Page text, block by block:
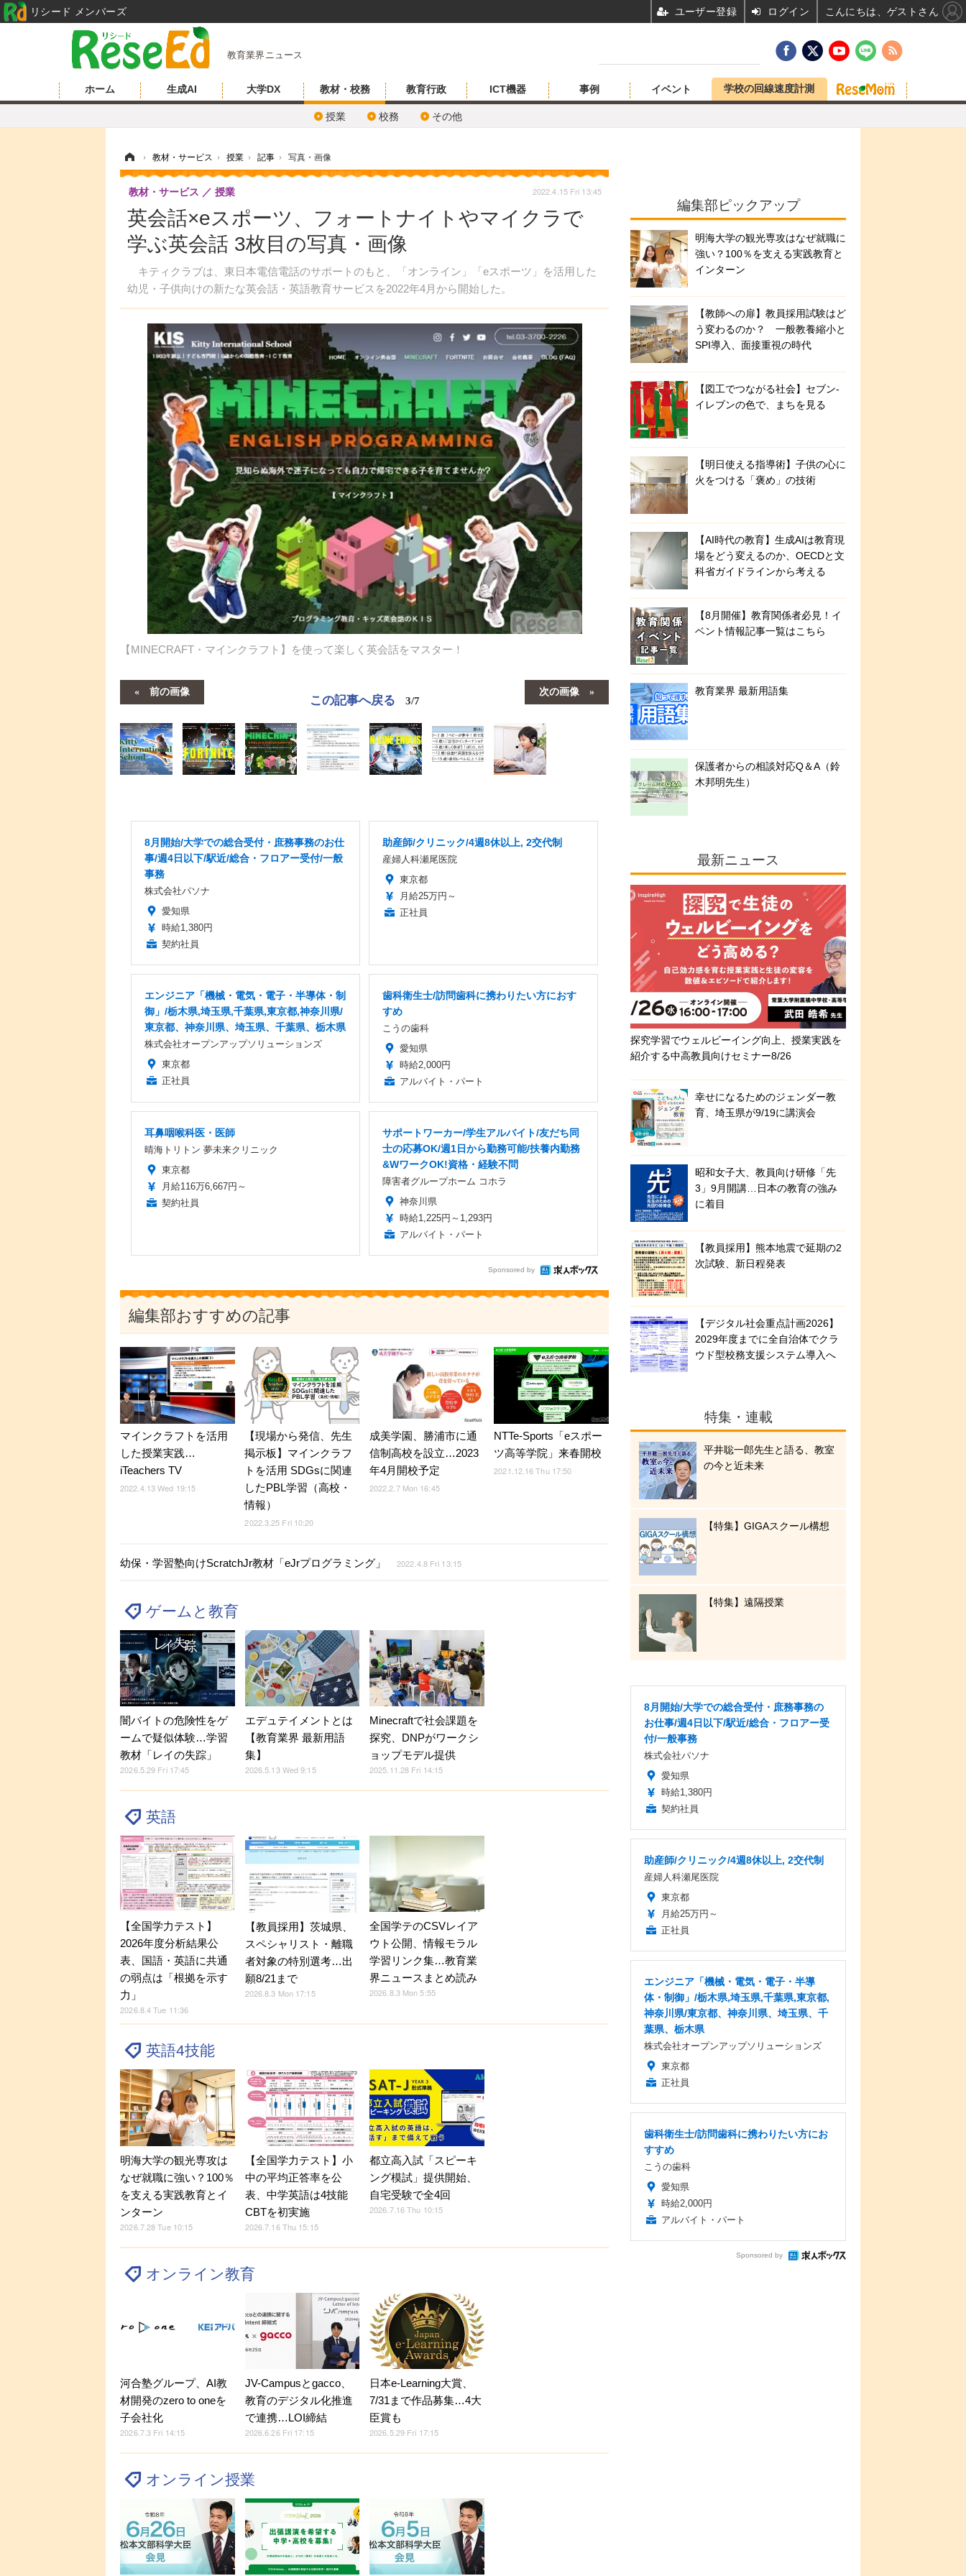
教育業界ニュース
ホーム 生成AI 大学DX 教材・校務
授業 校務 その他
教育行政 ICT機器 事例 イベント 学校の回線速度計測
› 教材・サービス › 授業 › 記事 › 写真・画像
英会話×eスポーツ、フォートナイトやマイクラで
学ぶ英会話 3枚目の写真・画像
キティクラブは、東日本電信電話のサポートのもと、「オンライン」「eスポーツ」を活用した
幼児・子供向けの新たな英会話・英語教育サービスを2022年4月から開始した。
教材・サービス 授業 2022.4.15 Fri 13:45
【MINECRAFT・マインクラフト】を使って楽しく英会話をマスター！
前の画像 次の画像
この記事へ戻る 3/7
8月開始/大学での総合受付・庶務事務のお仕
事/週4日以下/駅近/総合・フロアー受付/一般
事務
株式会社パソナ
愛知県
時給1,380円
契約社員
助産師/クリニック/4週8休以上, 2交代制
産婦人科瀬尾医院
東京都
月給25万円～
正社員
エンジニア「機械・電気・電子・半導体・制
御」/栃木県,埼玉県,千葉県,東京都,神奈川県/
東京都、神奈川県、埼玉県、千葉県、栃木県
株式会社オープンアップソリューションズ
東京都
正社員
歯科衛生士/訪問歯科に携わりたい方におす
すめ
こうの歯科
愛知県
時給2,000円
アルバイト・パート
耳鼻咽喉科医・医師
晴海トリトン 夢未来クリニック
東京都
月給116万6,667円～
契約社員
サポートワーカー/学生アルバイト/友だち同
士の応募OK/週1日から勤務可能/扶養内勤務
&WワークOK!資格・経験不問
障害者グループホーム コホラ
神奈川県
時給1,225円～1,293円
アルバイト・パート
Sponsored by
編集部おすすめの記事
マインクラフトを活用
した授業実践…
iTeachers TV
2022.4.13 Wed 19:15
【現場から発信、先生
掲示板】マインクラフ
トを活用 SDGsに関連
したPBL学習（高校・
情報）
2022.3.25 Fri 10:20
成美学園、勝浦市に通
信制高校を設立…2023
年4月開校予定
2022.2.7 Mon 16:45
NTTe-Sports「eスポー
ツ高等学院」来春開校
2021.12.16 Thu 17:50
幼保・学習塾向けScratchJr教材「eJrプログラミング」 2022.4.8 Fri 13:15
ゲームと教育
闇バイトの危険性をゲ
ームで疑似体験…学習
教材「レイの失踪」
2026.5.29 Fri 17:45
エデュテイメントとは
【教育業界 最新用語
集】
2026.5.13 Wed 9:15
Minecraftで社会課題を
探究、DNPがワークシ
ョップモデル提供
2025.11.28 Fri 14:15
英語
【全国学力テスト】
2026年度分析結果公
表、国語・英語に共通
の弱点は「根拠を示す
力」
2026.8.4 Tue 11:36
【教員採用】茨城県、
スペシャリスト・離職
者対象の特別選考…出
願8/21まで
2026.8.3 Mon 17:15
全国学テのCSVレイア
ウト公開、情報モラル
学習リンク集…教育業
界ニュースまとめ読み
2026.8.3 Mon 5:55
英語4技能
明海大学の観光専攻は
なぜ就職に強い？100％
を支える実践教育とイ
ンターン
2026.7.28 Tue 10:15
【全国学力テスト】小
中の平均正答率を公
表、中学英語は4技能
CBTを初実施
2026.7.16 Thu 15:15
都立高入試「スピーキ
ング模試」提供開始、
自宅受験で全4回
2026.7.16 Thu 10:15
オンライン教育
河合塾グループ、AI教
材開発のzero to oneを
子会社化
2026.7.3 Fri 14:15
JV-Campusとgacco、
教育のデジタル化推進
で連携…LOI締結
2026.6.26 Fri 17:15
日本e-Learning大賞、
7/31まで作品募集…4大
臣賞も
2026.5.29 Fri 17:15
オンライン授業
編集部ピックアップ
明海大学の観光専攻はなぜ就職に
強い？100％を支える実践教育と
インターン
【教師への扉】教員採用試験はど
う変わるのか？ 一般教養縮小と
SPI導入、面接重視の時代
【図工でつながる社会】セブン‐
イレブンの色で、まちを見る
【明日使える指導術】子供の心に
火をつける「褒め」の技術
【AI時代の教育】生成AIは教育現
場をどう変えるのか、OECDと文
科省ガイドラインから考える
【8月開催】教育関係者必見！イ
ベント情報記事一覧はこちら
教育業界 最新用語集
保護者からの相談対応Q＆A（鈴
木邦明先生）
最新ニュース
探究学習でウェルビーイング向上、授業実践を
紹介する中高教員向けセミナー8/26
幸せになるためのジェンダー教
育、埼玉県が9/19に講演会
昭和女子大、教員向け研修「先
3」9月開講…日本の教育の強み
に着目
【教員採用】熊本地震で延期の2
次試験、新日程発表
【デジタル社会重点計画2026】
2029年度までに全自治体でクラ
ウド型校務支援システム導入へ
特集・連載
平井聡一郎先生と語る、教室
の今と近未来
【特集】GIGAスクール構想
【特集】遠隔授業
8月開始/大学での総合受付・庶務事務の
お仕事/週4日以下/駅近/総合・フロアー受
付/一般事務
株式会社パソナ
愛知県
時給1,380円
契約社員
助産師/クリニック/4週8休以上, 2交代制
産婦人科瀬尾医院
東京都
月給25万円～
正社員
エンジニア「機械・電気・電子・半導
体・制御」/栃木県,埼玉県,千葉県,東京都,
神奈川県/東京都、神奈川県、埼玉県、千
葉県、栃木県
株式会社オープンアップソリューションズ
東京都
正社員
歯科衛生士/訪問歯科に携わりたい方にお
すすめ
こうの歯科
愛知県
時給2,000円
アルバイト・パート
Sponsored by
リシード メンバーズ ユーザー登録 ログイン こんにちは、ゲストさん